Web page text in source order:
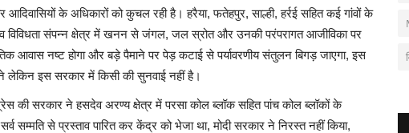
आदिवासियों के अधिकारों को कुचल रही है। हरैया, फतेहपुर, साल्ही, हर्रई सहित कई गांवों के
विविधता संपन्न क्षेत्र में खनन से जंगल, जल स्रोत और उनकी परंपरागत आजीविका पर
आवास नष्ट होगा और बड़े पैमाने पर पेड़ कटाई से पर्यावरणीय संतुलन बिगड़ जाएगा, इस
लेकिन इस सरकार में किसी की सुनवाई नहीं है।
की सरकार ने हसदेव अरण्य क्षेत्र में परसा कोल ब्लॉक सहित पांच कोल ब्लॉकों के
से प्रस्ताव पारित कर केंद्र को भेजा था, मोदी सरकार ने निरस्त नहीं किया,